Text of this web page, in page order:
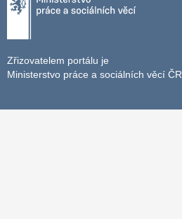
Zřizovatelem portálu je
Ministerstvo práce a sociálních věcí ČR